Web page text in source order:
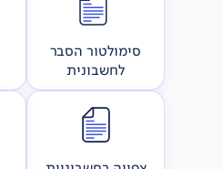
סימולטור הסבר
לחשבונית